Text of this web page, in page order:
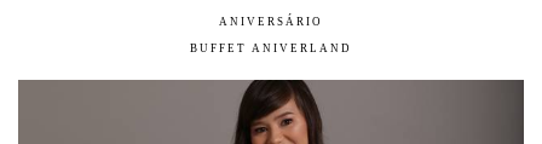
ANIVERSÁRIO
BUFFET ANIVERLAND